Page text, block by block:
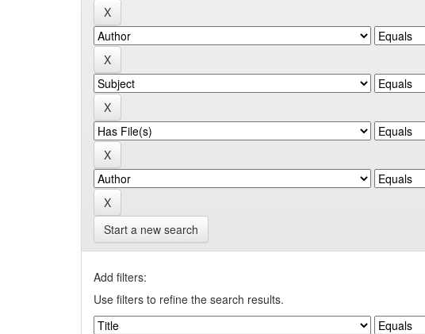
Start a new search
Add filters:
Use filters to refine the search results.